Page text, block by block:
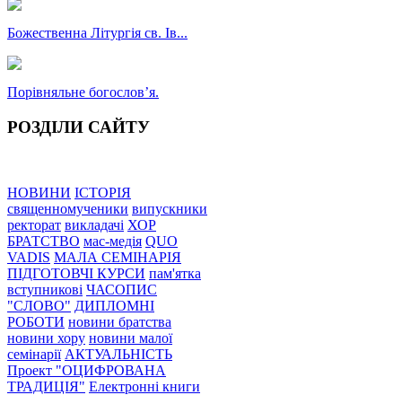
Божественна Літургія св. Ів...
Порівняльне богословʼя.
РОЗДІЛИ САЙТУ
НОВИНИ ІСТОРІЯ
священномученики випускники
ректорат викладачі ХОР
БРАТСТВО мас-медія QUO
VADIS МАЛА СЕМІНАРІЯ
ПІДГОТОВЧІ КУРСИ пам'ятка
вступникові ЧАСОПИС
"СЛОВО" ДИПЛОМНІ
РОБОТИ новини братства
новини хору новини малої
семінарії АКТУАЛЬНІСТЬ
Проект "ОЦИФРОВАНА
ТРАДИЦІЯ" Електронні книги